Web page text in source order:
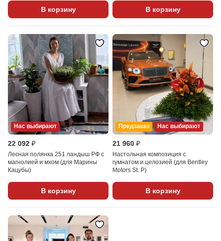
В корзину В корзину
Нас выбирают
22 092 ₽
Лесная полянка 251 ландыш РФ с
магнолией и мхом (для Марины
Кацубы)
В корзину
Предзаказ Нас выбирают
21 960 ₽
Настольная композиция с
гумнатом и целозией (для Bentley
Motors St. P)
В корзину